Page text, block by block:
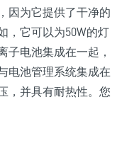
因为它提供了干净的
，它可以为50W的灯
子电池集成在一起，
电池管理系统集成在
，并具有耐热性。您